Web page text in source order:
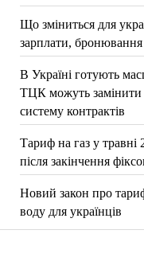
Що зміниться для
зарплати, бронювання
В Україні готують
ТЦК можуть замінити
систему контрактів
Тариф на газ у травні
після закінчення
Новий закон про
воду для українців